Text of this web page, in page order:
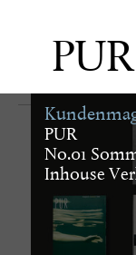
buch
PUR
PUR
No.01
Inhouse